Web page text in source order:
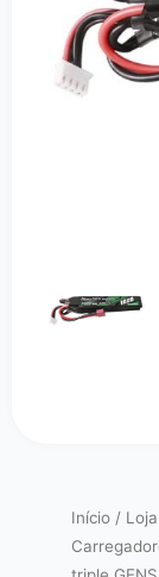
Início / Loja